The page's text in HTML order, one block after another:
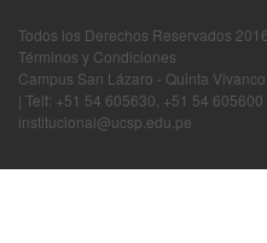
Todos los Derechos Reservados
Términos y Condiciones
Campus San Lázaro - Quinta
| Telf: +51 54 605630, +51 54
institucional@ucsp.edu.pe